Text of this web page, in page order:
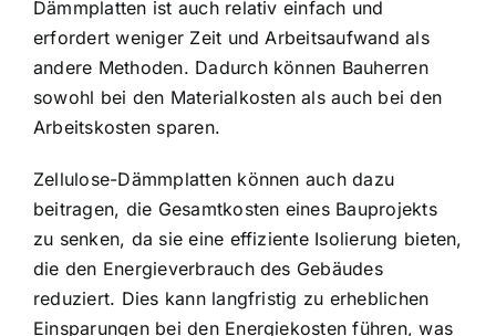
Dämmplatten ist auch relativ einfach und
erfordert weniger Zeit und Arbeitsaufwand als
andere Methoden. Dadurch können Bauherren
sowohl bei den Materialkosten als auch bei den
Arbeitskosten sparen.
Zellulose-Dämmplatten können auch dazu
beitragen, die Gesamtkosten eines Bauprojekts
zu senken, da sie eine effiziente Isolierung bieten,
die den Energieverbrauch des Gebäudes
reduziert. Dies kann langfristig zu erheblichen
Einsparungen bei den Energiekosten führen, was